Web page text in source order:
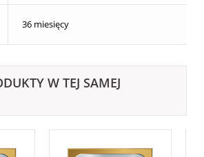
36 miesięcy
W TEJ SAMEJ